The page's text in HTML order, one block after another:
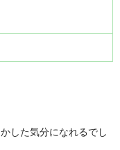
した気分になれるでし